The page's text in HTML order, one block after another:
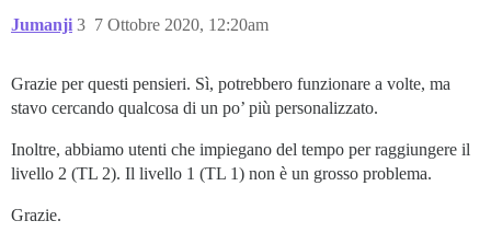
Jumanji 7 Ottobre 2020, 12:20am
3
Grazie per questi pensieri. Sì, potrebbero funzionare a volte, ma
stavo cercando qualcosa di un po’ più personalizzato.
Inoltre, abbiamo utenti che impiegano del tempo per raggiungere il
livello 2 (TL 2). Il livello 1 (TL 1) non è un grosso problema.
Grazie.